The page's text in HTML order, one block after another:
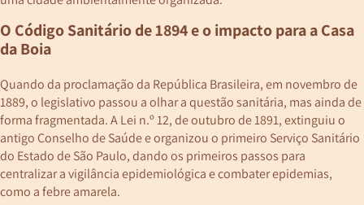
O Código Sanitário de 1894 e o impacto para a Casa
da Boia
Quando da proclamação da República Brasileira, em novembro de
1889, o legislativo passou a olhar a questão sanitária, mas ainda de
forma fragmentada. A Lei n.º 12, de outubro de 1891, extinguiu o
antigo Conselho de Saúde e organizou o primeiro Serviço Sanitário
do Estado de São Paulo, dando os primeiros passos para
centralizar a vigilância epidemiológica e combater epidemias,
como a febre amarela.